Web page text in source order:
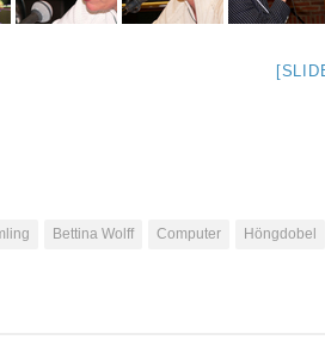
Bettina Wolff Computer Höngdobel